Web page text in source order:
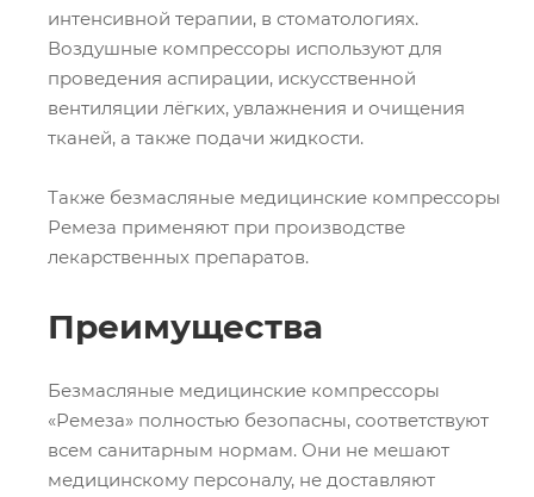
интенсивной терапии, в стоматологиях.
Воздушные компрессоры используют для
проведения аспирации, искусственной
вентиляции лёгких, увлажнения и очищения
тканей, а также подачи жидкости.
Также безмасляные медицинские компрессоры
Ремеза применяют при производстве
лекарственных препаратов.
Преимущества
Безмасляные медицинские компрессоры
«Ремеза» полностью безопасны, соответствуют
всем санитарным нормам. Они не мешают
медицинскому персоналу, не доставляют